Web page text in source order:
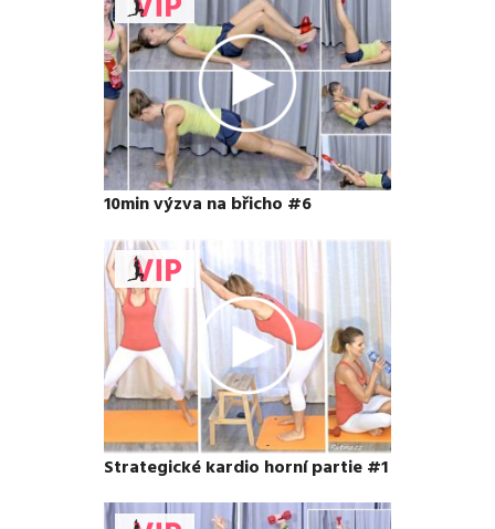
10min výzva na břicho #6
Strategické kardio horní partie #1